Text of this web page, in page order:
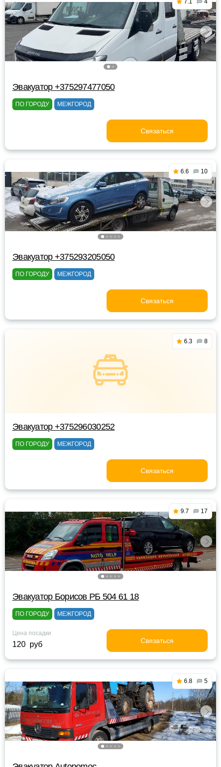
7.1 4
Эвакуатор +375297477050
ПО ГОРОДУ МЕЖГОРОД
Связаться
6.6 10
Эвакуатор +375293205050
ПО ГОРОДУ МЕЖГОРОД
Связаться
6.3 8
Эвакуатор +375296030252
ПО ГОРОДУ МЕЖГОРОД
Связаться
9.7 17
Эвакуатор Борисов РБ 504 61 18
ПО ГОРОДУ МЕЖГОРОД
Цена посадки
120 руб Связаться
6.8 5